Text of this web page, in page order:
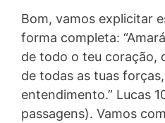
Bom, vamos explicitar
forma completa:
de todo o teu coração,
de todas as tuas
entendimento.” Lucas
passagens). Vamos